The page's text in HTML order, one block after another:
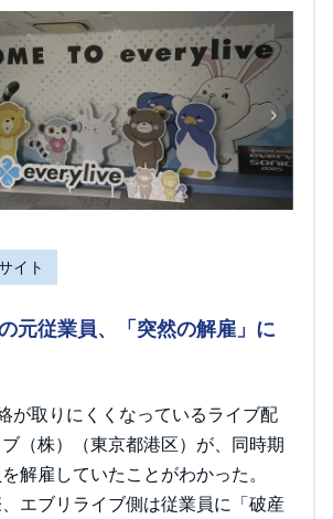
イト
元従業員、「突然の解雇」に
が取りにくくなっているライブ配
（株）（東京都港区）が、同時期
解雇していたことがわかった。
エブリライブ側は従業員に「破産